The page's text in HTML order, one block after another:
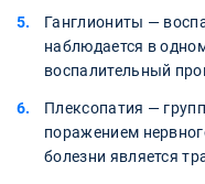
Ганглиониты —
наблюдается в
воспалительный
Плексопатия —
поражением
болезни является